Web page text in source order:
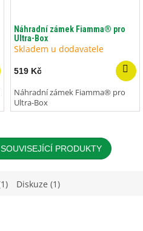
Náhradní zámek Fiamma® pro
Ultra-Box
Skladem u dodavatele
519 Kč
Náhradní zámek Fiamma® pro
Ultra-Box
PRODUKTY
Diskuze (1)